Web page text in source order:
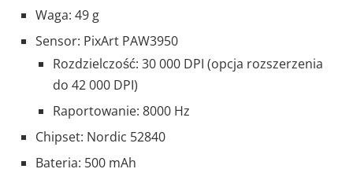
Waga: 49 g
Sensor: PixArt PAW3950
Rozdzielczość: 30 000 DPI (opcja rozszerzenia
do 42 000 DPI)
Raportowanie: 8000 Hz
Chipset: Nordic 52840
Bateria: 500 mAh